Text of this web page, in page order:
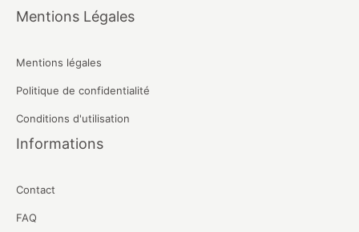
Mentions Légales
Mentions légales
Politique de confidentialité
Conditions d'utilisation
Informations
Contact
FAQ